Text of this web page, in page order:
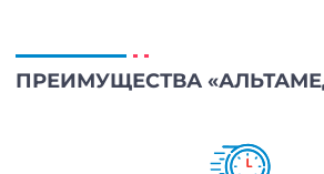
ПРЕИМУЩЕСТВА